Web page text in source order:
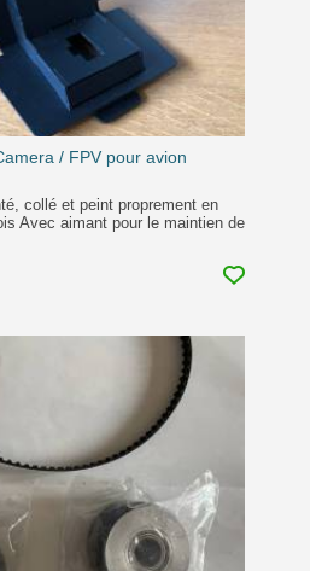
/ FPV pour avion
collé et peint proprement en
Avec aimant pour le maintien de